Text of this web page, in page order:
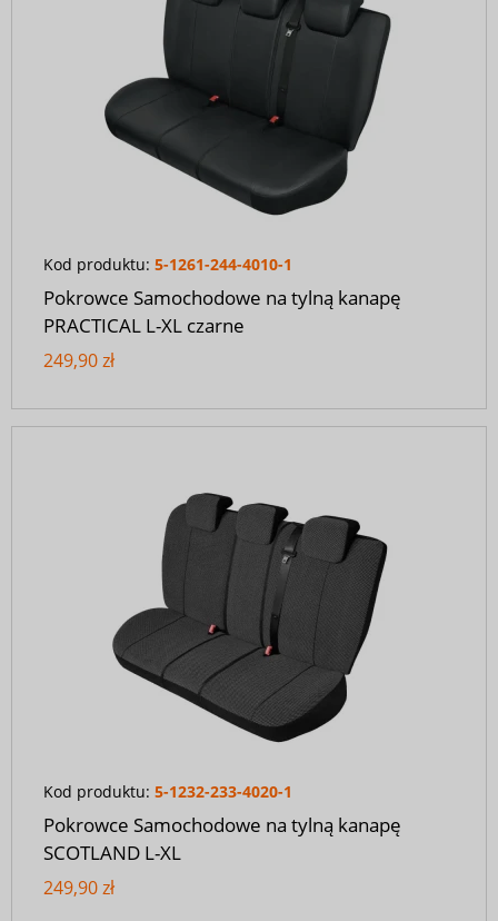
Kod produktu: 5-1261-244-4010-1
Pokrowce Samochodowe na tylną kanapę
PRACTICAL L-XL czarne
249,90 zł
Kod produktu: 5-1232-233-4020-1
Pokrowce Samochodowe na tylną kanapę
SCOTLAND L-XL
249,90 zł